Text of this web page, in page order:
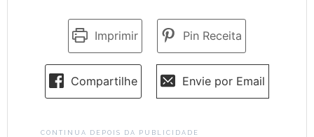
Imprimir Pin Receita
Compartilhe Envie por Email
CONTINUA DEPOIS DA PUBLICIDADE